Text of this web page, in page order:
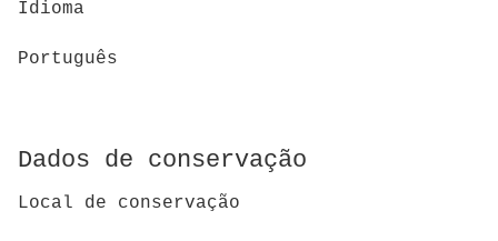
Idioma
Português
Dados de conservação
Local de conservação